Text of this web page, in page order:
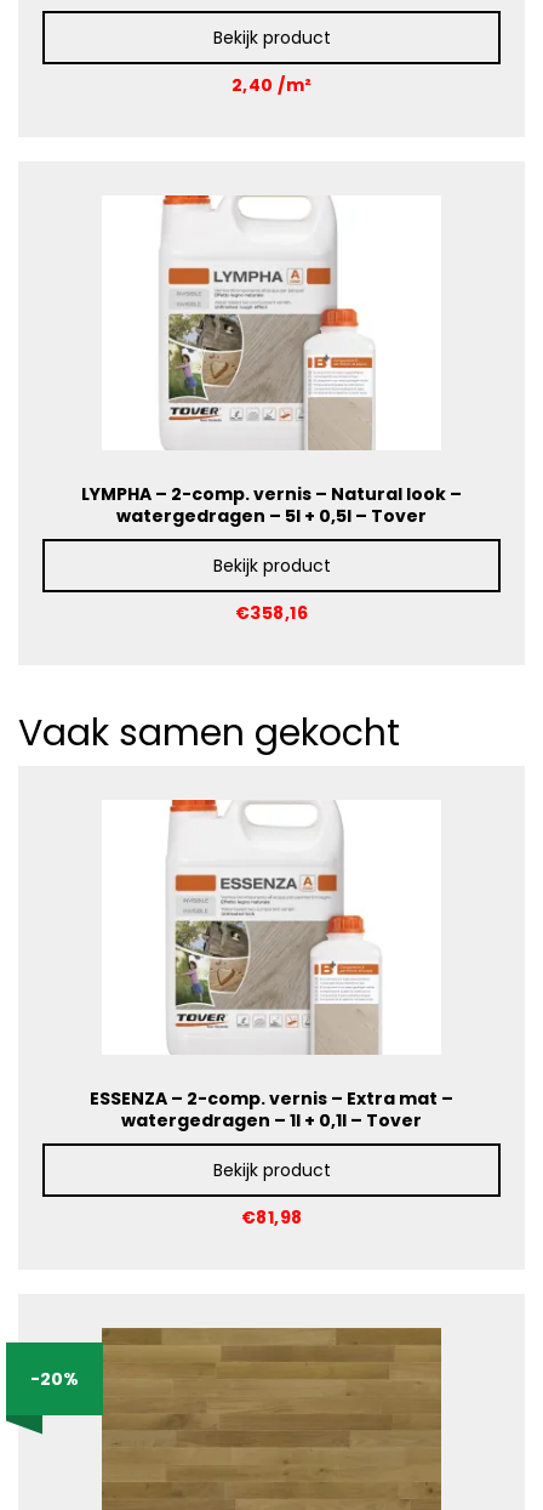
Bekijk product
2,40 /m²
LYMPHA – 2-comp. vernis – Natural look –
watergedragen – 5l + 0,5l – Tover
Bekijk product
€358,16
Vaak samen gekocht
ESSENZA – 2-comp. vernis – Extra mat –
watergedragen – 1l + 0,1l – Tover
Bekijk product
€81,98
-20%